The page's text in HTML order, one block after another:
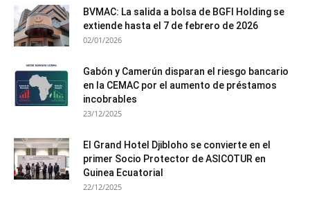
BVMAC: La salida a bolsa de BGFI Holding se
extiende hasta el 7 de febrero de 2026
02/01/2026
Gabón y Camerún disparan el riesgo bancario
en la CEMAC por el aumento de préstamos
incobrables
23/12/2025
El Grand Hotel Djibloho se convierte en el
primer Socio Protector de ASICOTUR en
Guinea Ecuatorial
22/12/2025